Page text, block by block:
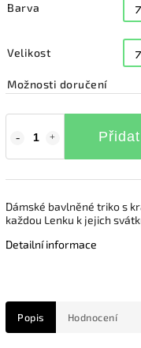
Barva
Velikost
Možnosti doručení
Dámské bavlněné triko s
každou Lenku k jejich
Detailní informace
Popis Hodnocení